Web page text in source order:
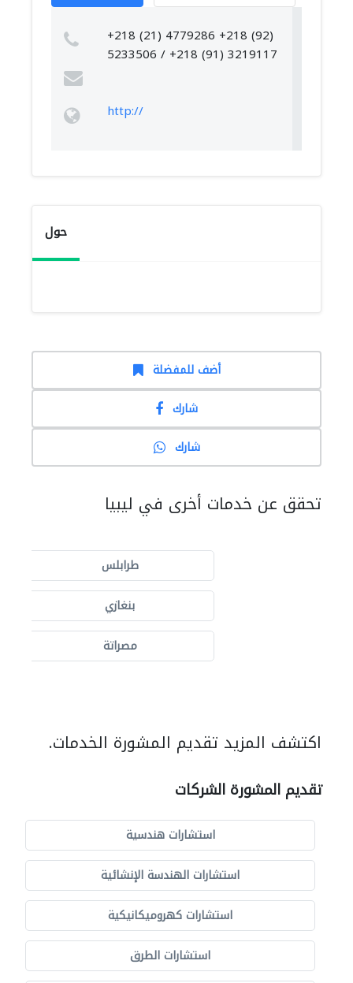
+218 (21) 4779286 +218 (92)
5233506 / +218 (91) 3219117
http://
حول
أضف للمفضلة
شارك
شارك
تحقق عن خدمات أخرى في ليبيا
طرابلس
بنغازي
مصراتة
اكتشف المزيد تقديم المشورة الخدمات.
تقديم المشورة الشركات
استشارات هندسية
استشارات الهندسة الإنشائية
استشارات كهروميكانيكية
استشارات الطرق